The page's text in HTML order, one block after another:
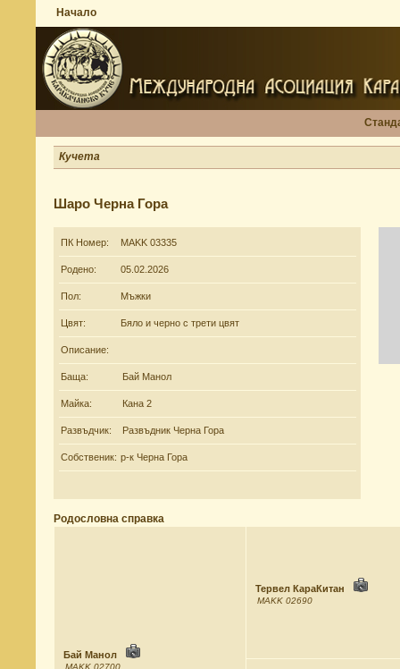
Начало
Кучета
Шаро Черна Гора
ПК Номер: MAKK 03335
Родено: 05.02.2026
Пол: Мъжки
Цвят: Бяло и черно с трети цвят
Описание:
Баща: Бай Манол
Майка: Кана 2
Развъдчик: Развъдник Черна Гора
Собственик: р-к Черна Гора
Родословна справка
Бай Манол
MAKK 02700
Тервел КараКитан
MAKK 02690